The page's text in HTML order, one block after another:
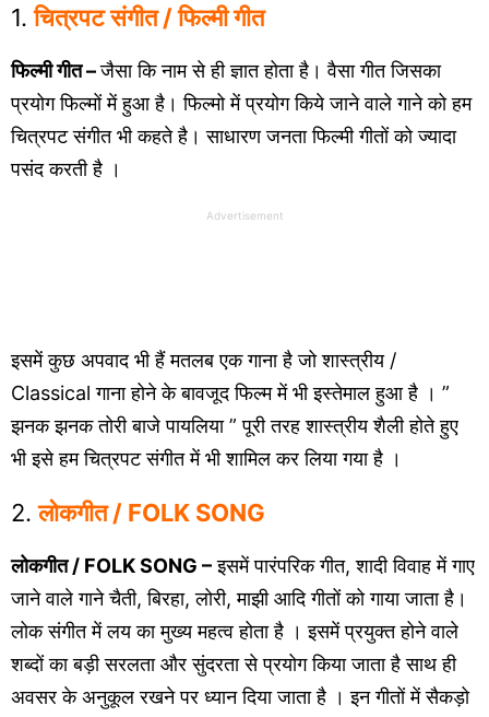
1.चित्रपट संगीत/ फिल्मी गीत
फिल्मी गीत –जैसा कि नाम से ही ज्ञात होता है। वैसा गीत जिसका
प्रयोग फिल्मों में हुआ है। फिल्मो में प्रयोग किये जाने वाले गाने को हम
चित्रपट संगीत भी कहते है। साधारण जनता फिल्मी गीतों को ज्यादा
पसंद करती है ।
Advertisement
इसमें कुछ अपवाद भी हैं मतलब एक गाना है जो शास्त्रीय /
Classical गाना होने के बावजूद फिल्म में भी इस्तेमाल हुआ है । ”
झनक झनक तोरी बाजे पायलिया ” पूरी तरह शास्त्रीय शैली होते हुए
भी इसे हम चित्रपट संगीत में भी शामिल कर लिया गया है ।
2.लोकगीत / FOLK SONG
लोकगीत / FOLK SONG –इसमें पारंपरिक गीत, शादी विवाह में गाए
जाने वाले गाने चैती, बिरहा, लोरी, माझी आदि गीतों को गाया जाता है।
लोक संगीत में लय का मुख्य महत्व होता है । इसमें प्रयुक्त होने वाले
शब्दों का बड़ी सरलता और सुंदरता से प्रयोग किया जाता है साथ ही
अवसर के अनुकूल रखने पर ध्यान दिया जाता है । इन गीतों में सैकड़ो